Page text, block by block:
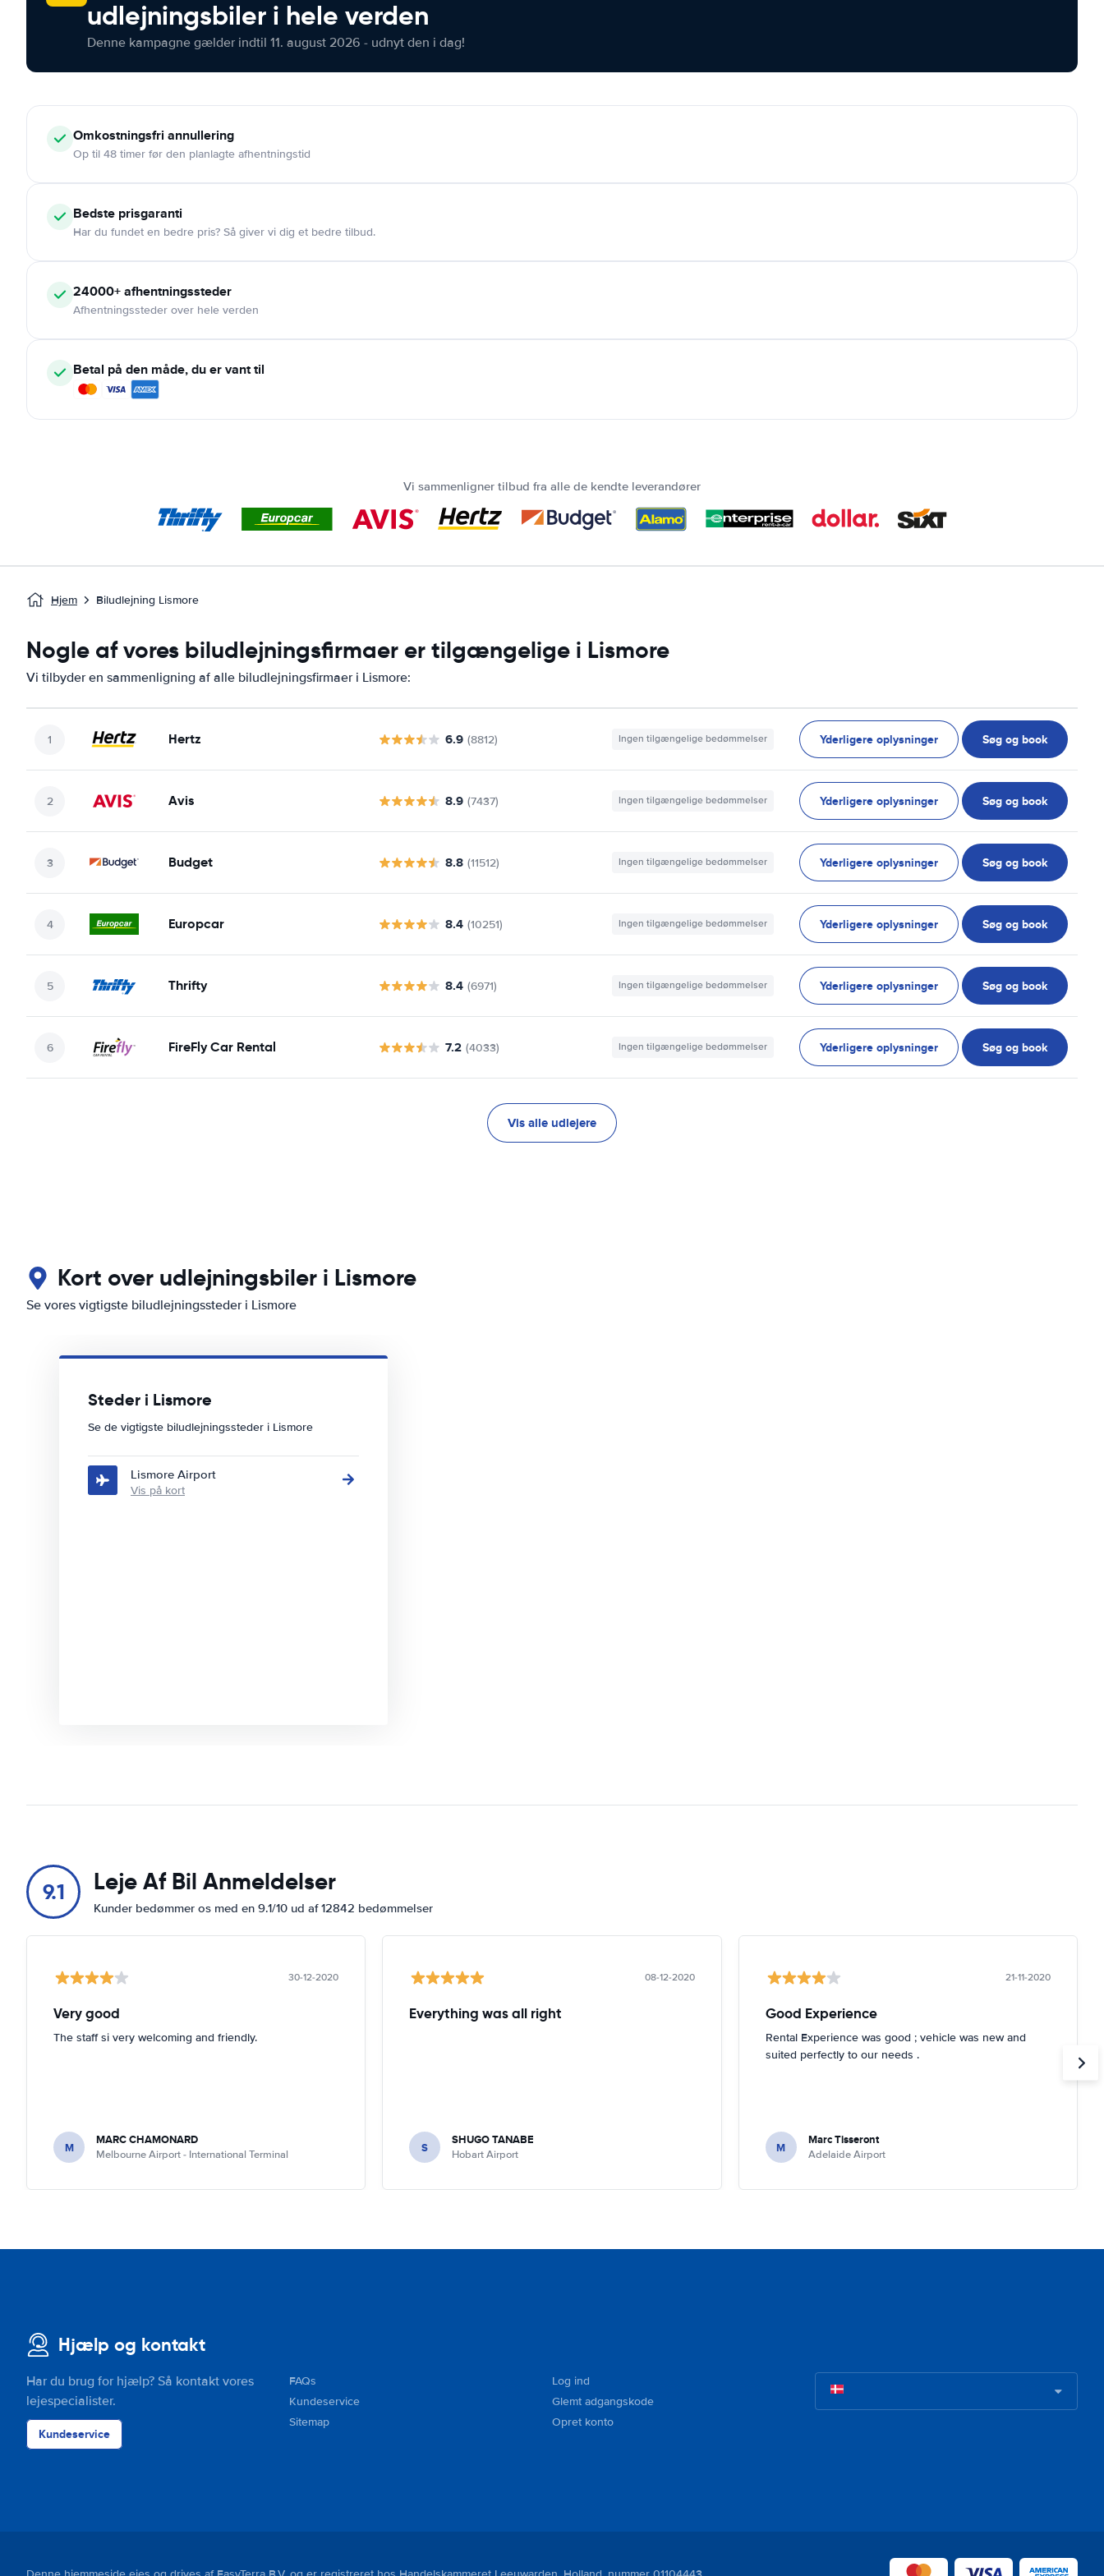
udlejningsbiler i hele verden
Denne kampagne gælder indtil 11. august 2026 - udnyt den i dag!
Omkostningsfri annullering
Op til 48 timer før den planlagte afhentningstid
Bedste prisgaranti
Har du fundet en bedre pris? Så giver vi dig et bedre tilbud.
24000+afhentningssteder
Afhentningssteder over hele verden
Betal på den måde, du er vant til
Vi sammenligner tilbud fra alle de kendte leverandører
Hjem Biludlejning Lismore
Nogle af vores biludlejningsfirmaer er tilgængelige i Lismore
Vi tilbyder en sammenligning af alle biludlejningsfirmaer i Lismore:
Hertz 6.9 (8812) Ingen tilgængelige bedømmelser Yderligere oplysninger Søg og book
Avis 8.9 (7437) Ingen tilgængelige bedømmelser Yderligere oplysninger Søg og book
Budget 8.8 (11512) Ingen tilgængelige bedømmelser Yderligere oplysninger Søg og book
Europcar 8.4 (10251) Ingen tilgængelige bedømmelser Yderligere oplysninger Søg og book
Thrifty 8.4 (6971) Ingen tilgængelige bedømmelser Yderligere oplysninger Søg og book
FireFly Car Rental 7.2 (4033) Ingen tilgængelige bedømmelser Yderligere oplysninger Søg og book
Vis alle udlejere
Kort over udlejningsbiler i Lismore
Se vores vigtigste biludlejningssteder i Lismore
Steder i Lismore
Se de vigtigste biludlejningssteder i Lismore
Lismore Airport
Vis på kort
9.1 Leje Af Bil Anmeldelser
Kunder bedømmer os med en 9.1/10 ud af 12842 bedømmelser
30-12-2020
Very good
The staff si very welcoming and friendly.
M MARC CHAMONARD
Melbourne Airport - International Terminal
08-12-2020
Everything was all right
S SHUGO TANABE
Hobart Airport
21-11-2020
Good Experience
Rental Experience was good ; vehicle was new and
suited perfectly to our needs .
M Marc Tisseront
Adelaide Airport
Hjælp og kontakt
Har du brug for hjælp? Så kontakt vores
lejespecialister.
Kundeservice
FAQs
Kundeservice
Sitemap
Log ind
Glemt adgangskode
Opret konto